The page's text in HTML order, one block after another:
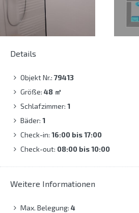
Details
Objekt Nr.: 79413
Größe: 48 ㎡
Schlafzimmer: 1
Bäder: 1
Check-in: 16:00 bis 17:00
Check-out: 08:00 bis 10:00
Weitere Informationen
Max. Belegung: 4